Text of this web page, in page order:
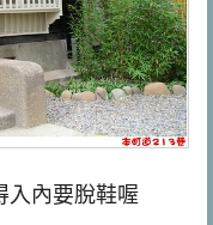
入內要脫鞋喔